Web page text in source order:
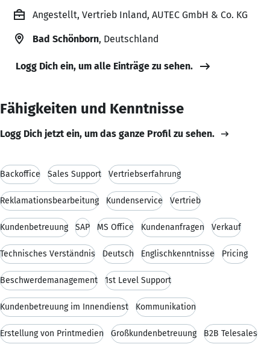
Angestellt, Vertrieb Inland, AUTEC GmbH & Co. KG
Bad Schönborn, Deutschland
Logg Dich ein, um alle Einträge zu sehen.
Fähigkeiten und Kenntnisse
Logg Dich jetzt ein, um das ganze Profil zu sehen.
Backoffice Sales Support Vertriebserfahrung
Reklamationsbearbeitung Kundenservice Vertrieb
Kundenbetreuung SAP MS Office Kundenanfragen Verkauf
Technisches Verständnis Deutsch Englischkenntnisse Pricing
Beschwerdemanagement 1st Level Support
Kundenbetreuung im Innendienst Kommunikation
Erstellung von Printmedien Großkundenbetreuung B2B Telesales